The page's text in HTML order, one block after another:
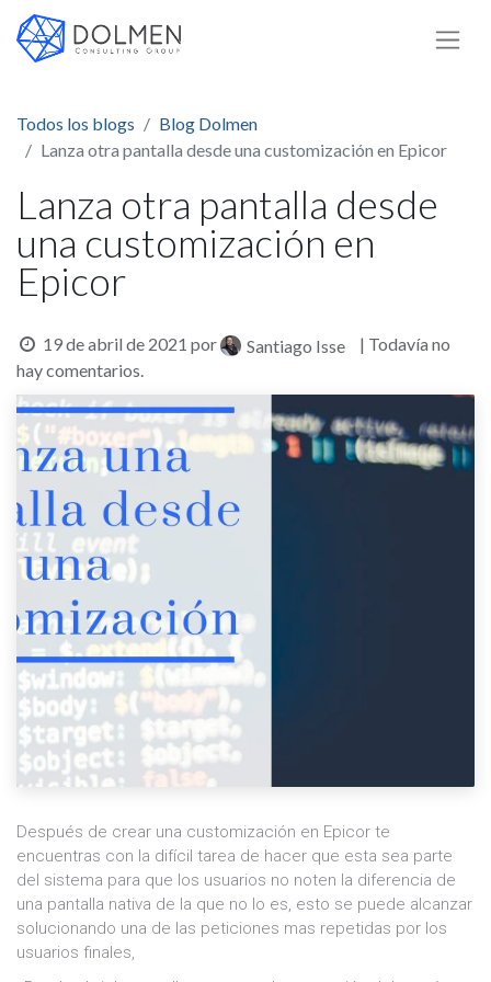
Todos los blogs
Blog Dolmen
Lanza otra pantalla desde una customización en Epicor
Lanza otra pantalla desde
una customización en
Epicor
19 de abril de 2021 por Santiago Isse
| Todavía no
hay comentarios.
Después de crear una customización en Epicor te
encuentras con la difícil tarea de hacer que esta sea parte
del sistema para que los usuarios no noten la diferencia de
una pantalla nativa de la que no lo es, esto se puede alcanzar
solucionando una de las peticiones mas repetidas por los
usuarios finales,